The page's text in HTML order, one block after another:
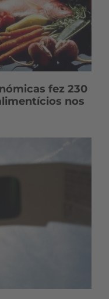
fez 230
nos